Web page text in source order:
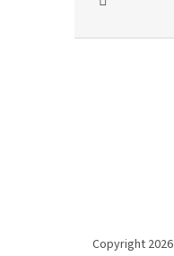
Copyright